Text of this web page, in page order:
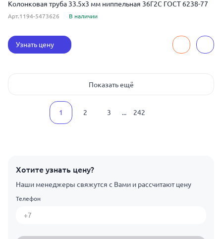
Колонковая труба 33.5x3 мм ниппельная 36Г2С ГОСТ 6238-77
Арт.1194-5473626 В наличии
Узнать цену
Показать ещё
1 2 3 ... 242
Хотите узнать цену?
Наши менеджеры свяжутся с Вами и рассчитают цену
Телефон